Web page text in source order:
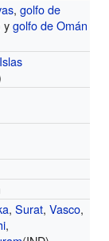
,golfo de
ygolfo de Omán
Islas
,Surat,Vasco,
,